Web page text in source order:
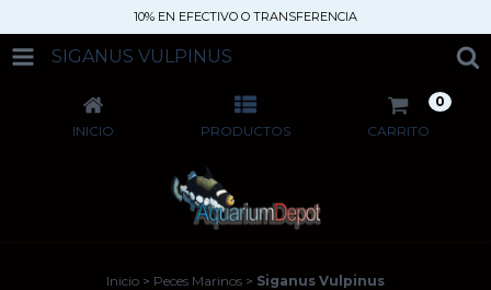
10% EN EFECTIVO O TRANSFERENCIA
SIGANUS VULPINUS
INICIO PRODUCTOS CARRITO
0
Inicio > Peces Marinos > Siganus Vulpinus